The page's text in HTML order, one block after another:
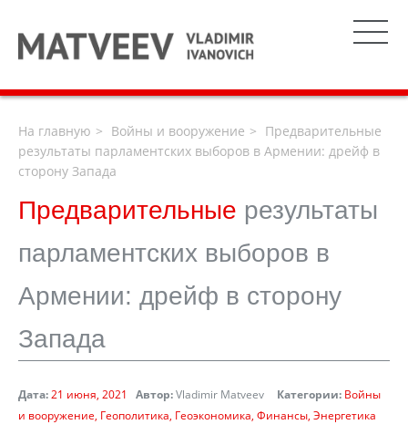
На главную Войны и вооружение
Предварительные
результаты парламентских выборов в Армении: дрейф в
сторону Запада
Предварительные результаты
парламентских выборов в
Армении: дрейф в сторону
Запада
Дата:21 июня, 2021 Автор:Vladimir Matveev Категории: Войны
и вооружение Геополитика Геоэкономика Финансы Энергетика